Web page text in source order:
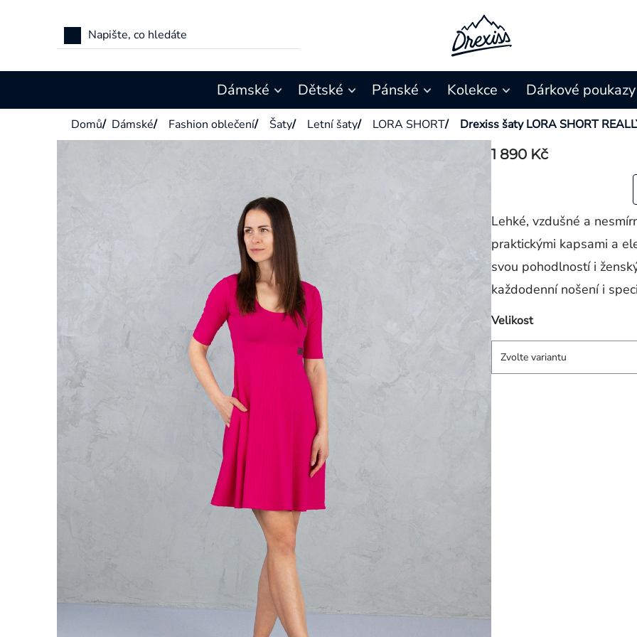
Dámské Dětské Pánské Kolekce Dárkové poukazy
Domů/ Dámské/ Fashion oblečení/ Šaty/ Letní šaty/ LORA SHORT/ Drexiss šaty LORA SHORT
1 890 Kč
Velikost
Lehké, vzdušné a
praktickými kapsami a
svou pohodlností i
každodenní nošení i